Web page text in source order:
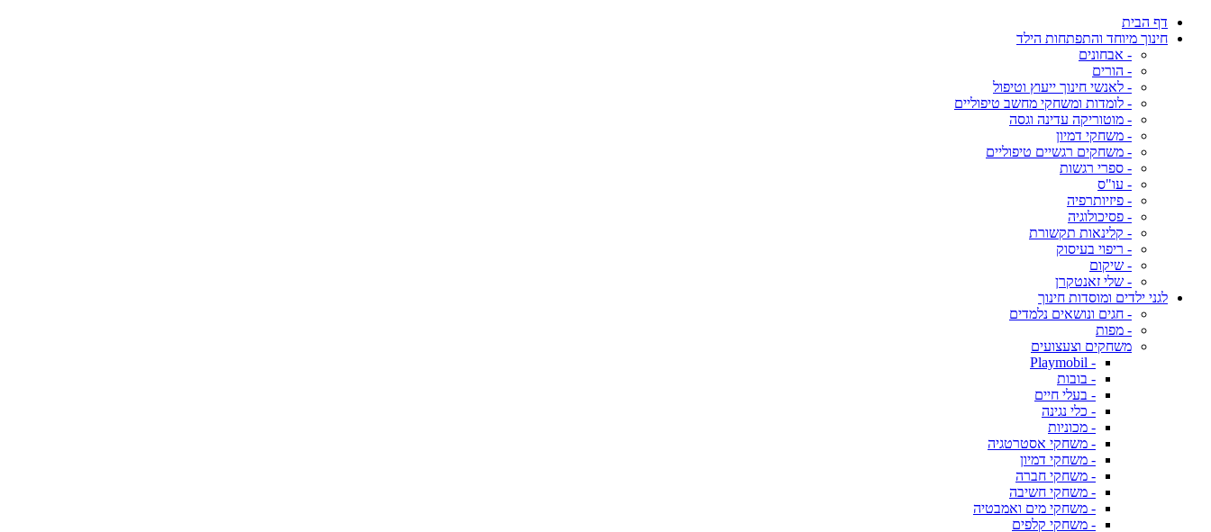
דף הבית
חינוך מיוחד והתפתחות הילד
- אבחונים
- הורים
- לאנשי חינוך ייעוץ וטיפול
- לומדות ומשחקי מחשב טיפוליים
- מוטוריקה עדינה וגסה
- משחקי דמיון
- משחקים רגשיים טיפוליים
- ספרי רגשות
- עו"ס
- פיזיותרפיה
- פסיכולוגיה
- קלינאות תקשורת
- ריפוי בעיסוק
- שיקום
- שלי זאנטקרן
לגני ילדים ומוסדות חינוך
- חגים ונושאים נלמדים
- מפות
משחקים וצעצועים
- Playmobil
- בובות
- בעלי חיים
- כלי נגינה
- מכוניות
- משחקי אסטרטגיה
- משחקי דמיון
- משחקי חברה
- משחקי חשיבה
- משחקי מים ואמבטיה
- משחקי קלפים